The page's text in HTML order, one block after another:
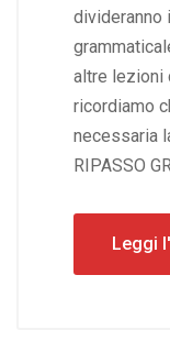
divideranno
altre lezioni
ricordiamo
necessaria
RIPASSO
Leggi